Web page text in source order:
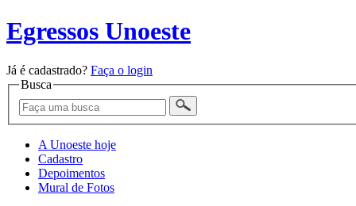
Egressos Unoeste
Já é cadastrado? Faça o login
Busca
A Unoeste hoje
Cadastro
Depoimentos
Mural de Fotos